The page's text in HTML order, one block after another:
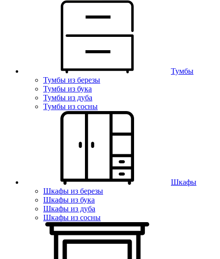
Тумбы
Тумбы из березы
Тумбы из бука
Тумбы из дуба
Тумбы из сосны
Шкафы
Шкафы из березы
Шкафы из бука
Шкафы из дуба
Шкафы из сосны